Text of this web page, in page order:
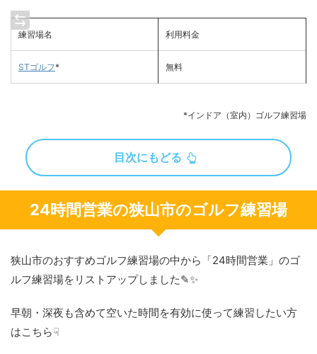
練習場名 利用料金
STゴルフ* 無料
*インドア（室内）ゴルフ練習場
目次にもどる
24時間営業の狭山市のゴルフ練習場
狭山市のおすすめゴルフ練習場の中から「24時間営業」のゴ
ルフ練習場をリストアップしました✎✨
早朝・深夜も含めて空いた時間を有効に使って練習したい方
はこちら☟